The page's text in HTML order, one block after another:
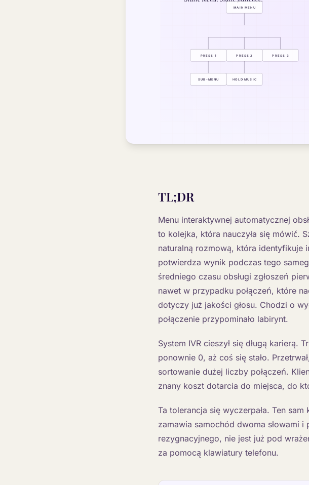
TL;DR
Menu interaktywnej automatycznej
to kolejka, która nauczyła się mówić.
naturalną rozmową, która identyfikuje
potwierdza wynik podczas tego
średniego czasu obsługi zgłoszeń
nawet w przypadku połączeń, które
dotyczy już jakości głosu. Chodzi o
połączenie przypominało labirynt.
System IVR cieszył się długą karierą.
ponownie 0, aż coś się stało.
sortowanie dużej liczby połączeń.
znany koszt dotarcia do miejsca, do
Ta tolerancja się wyczerpała. Ten
zamawia samochód dwoma słowami
rezygnacyjnego, nie jest już pod
za pomocą klawiatury telefonu.